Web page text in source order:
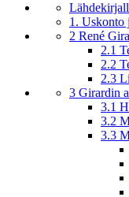
1. Uskonto
2 René
2.1
2.2
2.3
3 Girardin
3.1
3.2
3.3